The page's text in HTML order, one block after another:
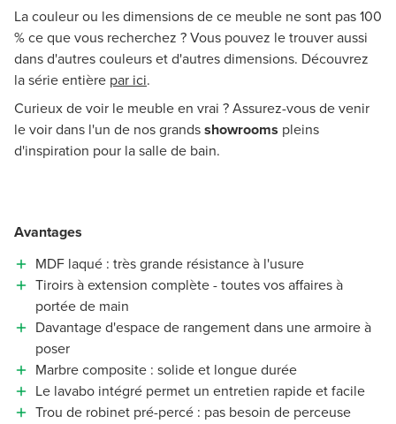
La couleur ou les dimensions de ce meuble ne sont pas 100
% ce que vous recherchez ? Vous pouvez le trouver aussi
dans d'autres couleurs et d'autres dimensions. Découvrez
la série entière par ici.
Curieux de voir le meuble en vrai ? Assurez-vous de venir
le voir dans l'un de nos grandsshowrooms pleins
d'inspiration pour la salle de bain.
Avantages
MDF laqué : très grande résistance à l'usure
Tiroirs à extension complète - toutes vos affaires à
portée de main
Davantage d'espace de rangement dans une armoire à
poser
Marbre composite : solide et longue durée
Le lavabo intégré permet un entretien rapide et facile
Trou de robinet pré-percé : pas besoin de perceuse